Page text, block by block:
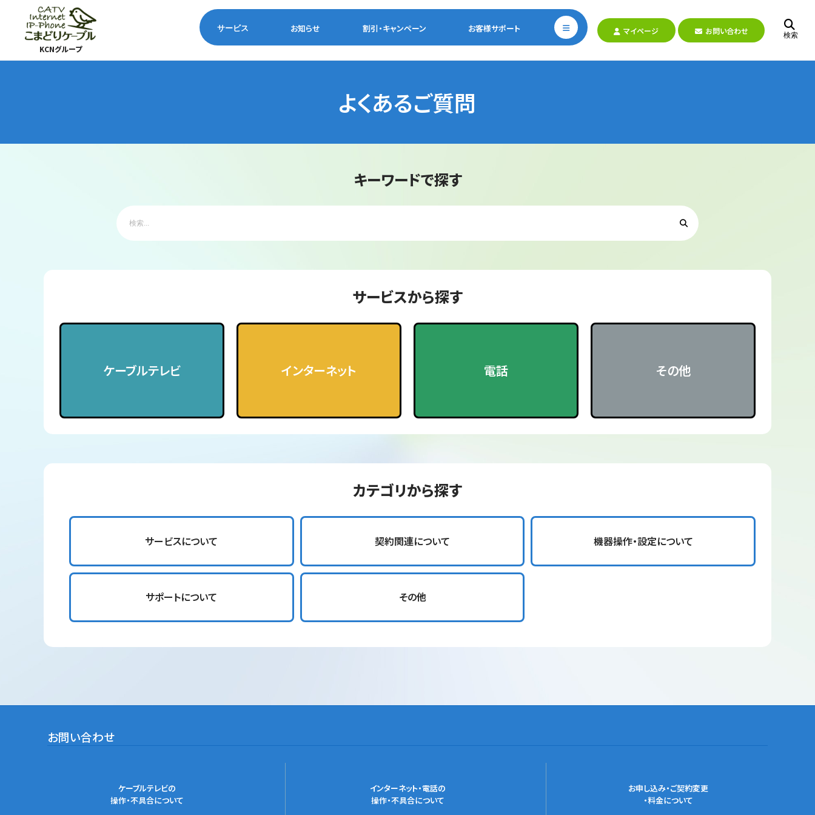
KCNグループ
サービス お知らせ 割引・キャンペーン お客様サポート マイページ お問い合わせ 検索
よくあるご質問
キーワードで探す
サービスから探す
ケーブルテレビ インターネット 電話 その他
カテゴリから探す
サービスについて 契約関連について 機器操作・設定について
サポートについて その他
お問い合わせ
ケーブルテレビの
操作・不具合について
インターネット・電話の
操作・不具合について
お申し込み・ご契約変更
・料金について